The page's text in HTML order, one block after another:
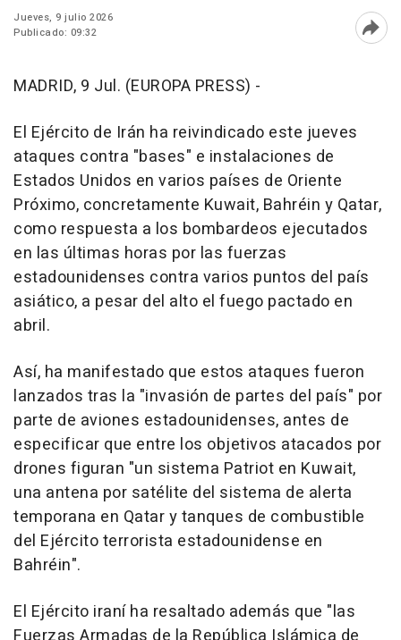
Jueves, 9 julio 2026
Publicado: 09:32
MADRID, 9 Jul. (EUROPA PRESS) -
El Ejército de Irán ha reivindicado este jueves
ataques contra "bases" e instalaciones de
Estados Unidos en varios países de Oriente
Próximo, concretamente Kuwait, Bahréin y Qatar,
como respuesta a los bombardeos ejecutados
en las últimas horas por las fuerzas
estadounidenses contra varios puntos del país
asiático, a pesar del alto el fuego pactado en
abril.
Así, ha manifestado que estos ataques fueron
lanzados tras la "invasión de partes del país" por
parte de aviones estadounidenses, antes de
especificar que entre los objetivos atacados por
drones figuran "un sistema Patriot en Kuwait,
una antena por satélite del sistema de alerta
temporana en Qatar y tanques de combustible
del Ejército terrorista estadounidense en
Bahréin".
El Ejército iraní ha resaltado además que "las